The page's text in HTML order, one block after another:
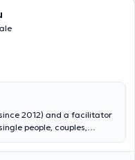
2012) and a facilitator
people, couples,